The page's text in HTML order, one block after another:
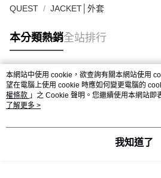
QUEST JACKET│外套
本分類熱銷全站排行
熱門標籤
本網站中使用 cookie，欲查詢有關本網站使用
望在電腦上使用 cookie 時應如何變更電腦的
權條款 」之 Cookie 聲明。您繼續使用本網站即
用條款之 Cookie 聲明使用 cookie。
了解更多 >
我知道了